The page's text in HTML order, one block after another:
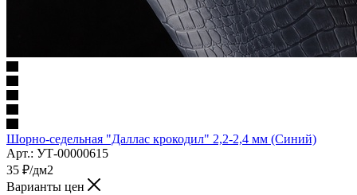
Шорно-седельная "Даллас крокодил" 2,2-2,4 мм (Синий)
Арт.: УТ-00000615
35 ₽/дм2
Варианты цен